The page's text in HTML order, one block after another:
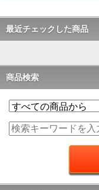
最近チェックした商品
商品検索